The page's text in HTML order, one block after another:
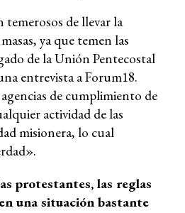
temerosos de llevar la
ya que temen las
de la Unión Pentecostal
entrevista a Forum18.
de cumplimiento de
actividad de las
misionera, lo cual
protestantes, las reglas
una situación bastante